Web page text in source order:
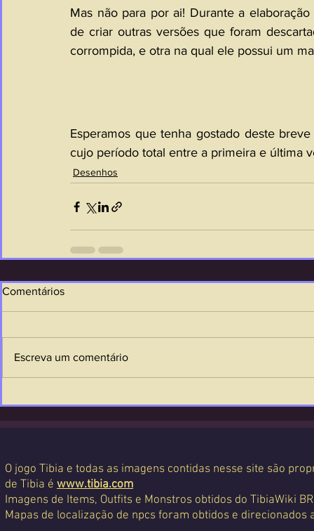
Mas não para por ai! Durante a
de criar outras versões que foram
corrompida, e otra na qual ele possui um
Esperamos que tenha gostado deste
cujo período total entre a primeira e última
Desenhos
Comentários
Escreva um comentário
O jogo Tibia e todas as imagens contidas nesse site são
de Tibia é www.tibia.com
Imagens de Items, Outfits e Monstros obtidos do TibiaWiki
Mapas de localização de npcs foram obtidos e direcionados